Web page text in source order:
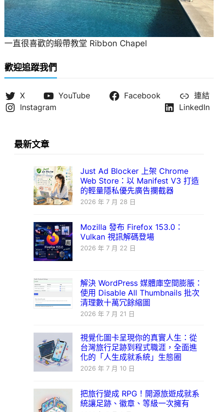
一直很喜歡的緞帶教堂 Ribbon Chapel
歡迎追蹤我們
X YouTube Facebook
連結
Instagram
LinkedIn
最新文章
Just Ad Blocker 上架 Chrome
Web Store：以 Manifest V3 打造
的輕量隱私優先廣告攔截器
2026 年 7 月 28 日
Mozilla 發布 Firefox 153.0：
Vulkan 視訊解碼登場
2026 年 7 月 22 日
解決 WordPress 媒體庫空間膨脹：
使用 Disable All Thumbnails 批次
清理數十萬冗餘縮圖
2026 年 7 月 21 日
視覺化圖卡呈現你的真實人生：從
台灣旅行足跡到程式職涯，全面進
化的「人生成就系統」生態圈
2026 年 7 月 10 日
把旅行變成 RPG！開源旅遊成就系
統讓足跡、徽章、等級一次擁有